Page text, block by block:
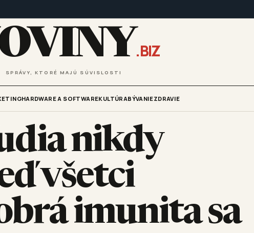
.BIZ
SPRÁVY, KTORÉ MAJÚ SÚVISLOSTI
HARDWARE A SOFTWAREKULTÚRABÝVANIEZDRAVIE
nikdy
všetci
imunita sa